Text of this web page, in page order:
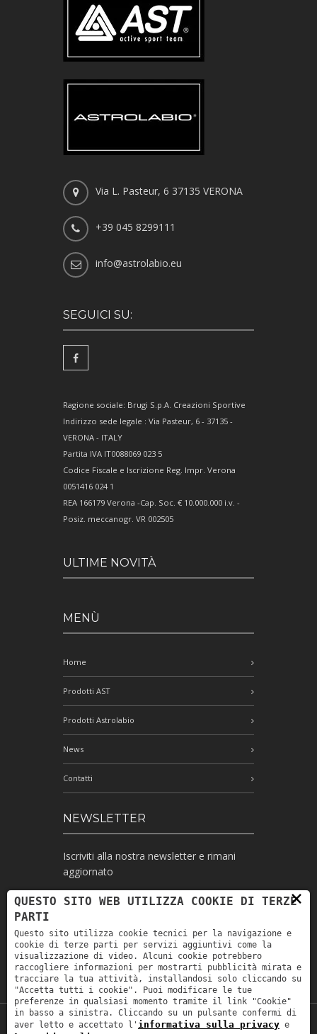
Via L. Pasteur, 6 37135 VERONA
+39 045 8299111
info@astrolabio.eu
SEGUICI SU:
Ragione sociale: Brugi S.p.A. Creazioni Sportive
Indirizzo sede legale : Via Pasteur, 6 - 37135 -
VERONA - ITALY
Partita IVA IT0088069 023 5
Codice Fiscale e Iscrizione Reg. Impr. Verona
0051416 024 1
REA 166179 Verona -Cap. Soc. € 10.000.000 i.v. -
Posiz. meccanogr. VR 002505
ULTIME NOVITÀ
MENÙ
Home
Prodotti AST
Prodotti Astrolabio
News
Contatti
NEWSLETTER
Iscriviti alla nostra newsletter e rimani
aggiornato
Ho letto l'informativa e autorizzo il
trattamento dei miei dati personali per le
finalità ivi indicate *
×
QUESTO SITO WEB UTILIZZA COOKIE DI TERZE
PARTI
Questo sito utilizza cookie tecnici per la navigazione e
cookie di terze parti per servizi aggiuntivi come la
visualizzazione di video. Alcuni cookie potrebbero
raccogliere informazioni per mostrarti pubblicità mirata e
tracciare la tua attività, installandosi solo cliccando su
"Accetta tutti i cookie". Puoi modificare le tue
preferenze in qualsiasi momento tramite il link "Cookie"
in basso a sinistra. Cliccando su un pulsante confermi di
aver letto e accettato l' informativa sulla privacy e